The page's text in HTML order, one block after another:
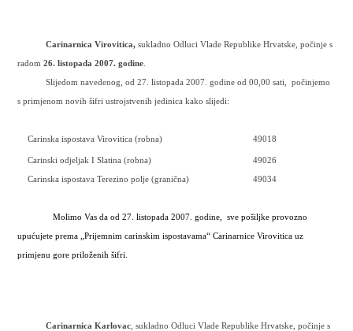
Carinarnica Virovitica, sukladno Odluci Vlade Republike Hrvatske, počinje s
radom26. listopada 2007. godine
Slijedom navedenog, od 27. listopada 2007. godine od 00,00 sati, počinjemo
s primjenom novih šifri ustrojstvenih jedinica kako slijedi:
Carinska ispostava Virovitica (robna) 49018
Carinski odjeljak I Slatina (robna) 49026
Carinska ispostava Terezino polje (granična) 49034
Molimo Vas da od 27. listopada 2007. godine, sve pošiljke provozno
upućujete prema „Prijemnim carinskim ispostavama“ Carinarnice Virovitica uz
primjenu gore priloženih šifri.
Carinarnica Karlovac , sukladno Odluci Vlade Republike Hrvatske, počinje s